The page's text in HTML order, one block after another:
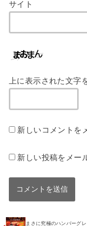
サイト
上に表示された文字
新しいコメントを
新しい投稿をメー
まさに究極のハンバーグ